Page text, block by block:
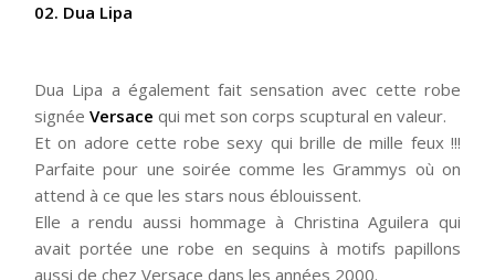
02. Dua Lipa
Dua Lipa a également fait sensation avec cette robe
signéeVersace qui met son corps scuptural en valeur.
Et on adore cette robe sexy qui brille de mille feux !!!
Parfaite pour une soirée comme les Grammys où on
attend à ce que les stars nous éblouissent.
Elle a rendu aussi hommage à Christina Aguilera qui
avait portée une robe en sequins à motifs papillons
aussi de chez Versace dans les années 2000.